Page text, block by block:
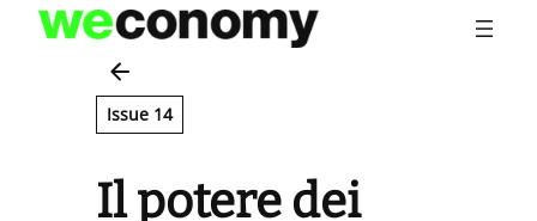
Vai
contenuto
Issue 14
Il potere dei